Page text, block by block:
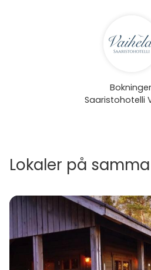
Saaristohotelli
Lokaler på